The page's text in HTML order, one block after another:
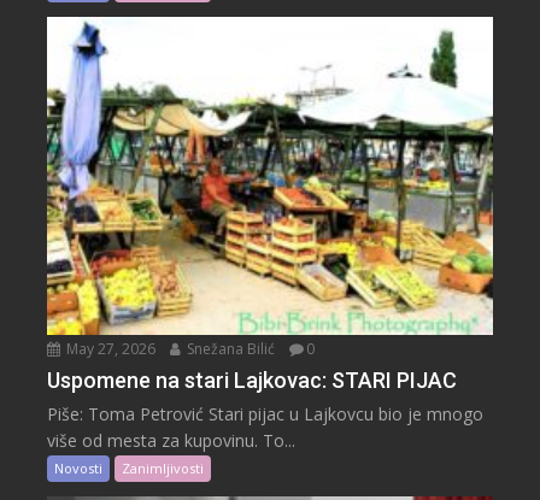
May 27, 2026 Snežana Bilić 0
Uspomene na stari Lajkovac: STARI PIJAC
Piše: Toma Petrović Stari pijac u Lajkovcu bio je mnogo
više od mesta za kupovinu. To...
Novosti Zanimljivosti